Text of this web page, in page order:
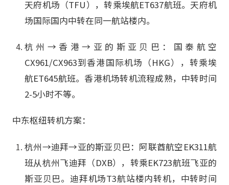
天府机场（TFU），转乘埃航ET637航班。天府机
场国际国内中转在同一航站楼内。
杭州→香港→亚的斯亚贝巴：国泰航空
CX961/CX963到香港国际机场（HKG），转乘埃
航ET645航班。香港机场转机流程成熟，中转时间
2-5小时不等。
中东枢纽转机方案：
杭州→迪拜→亚的斯亚贝巴：阿联酋航空EK311航
班从杭州飞迪拜（DXB），转乘EK723航班飞亚的
斯亚贝巴。迪拜机场T3航站楼内转机，中转时间